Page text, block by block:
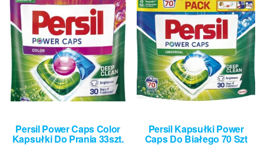
Persil Power Caps Color
Kapsułki Do Prania 33szt.
Persil Kapsułki Power
Caps Do Białego 70 Szt